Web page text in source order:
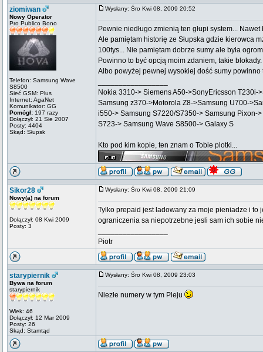
ziomiwan
Nowy Operator
Pro Publico Bono
Telefon: Samsung Wave
S8500
Sieć GSM: Plus
Internet: AgaNet
Komunikator: GG
Pomógł: 197 razy
Dołączył: 21 Sie 2007
Posty: 4404
Skąd: Słupsk
Wysłany: Śro Kwi 08, 2009 20:52
Pewnie niedługo zmienią ten głupi system... Nawet
Ale pamiętam historię ze Słupska gdzie kierowca
100tys... Nie pamiętam dobrze sumy ale była
Powinno to być opcją moim zdaniem, takie blokady.
Albo powyżej pewnej wysokiej dość sumy powinno
Nokia 3310-> Siemens A50->SonyEricsson
Samsung z370->Motorola Z8->Samsung U700-
i550-> Samsung S7220/S7350-> Samsung Pixon-
S723-> Samsung Wave S8500-> Galaxy S
Kto pod kim kopie, ten znam o Tobie plotki...
Sikor28
Nowy(a) na forum
Dołączył: 08 Kwi 2009
Posty: 3
Wysłany: Śro Kwi 08, 2009 21:09
Tylko prepaid jest ladowany za moje pieniadze i to
ograniczenia sa niepotrzebne jesli sam ich sobie
Piotr
starypiernik
Bywa na forum
starypiernik
Wiek: 46
Dołączył: 12 Mar 2009
Posty: 26
Skąd: Stamtąd
Wysłany: Śro Kwi 08, 2009 23:03
Niezłe numery w tym Pleju